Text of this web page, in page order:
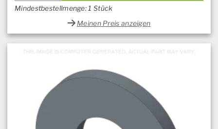
Mindestbestellmenge: 1 Stück
Meinen Preis anzeigen